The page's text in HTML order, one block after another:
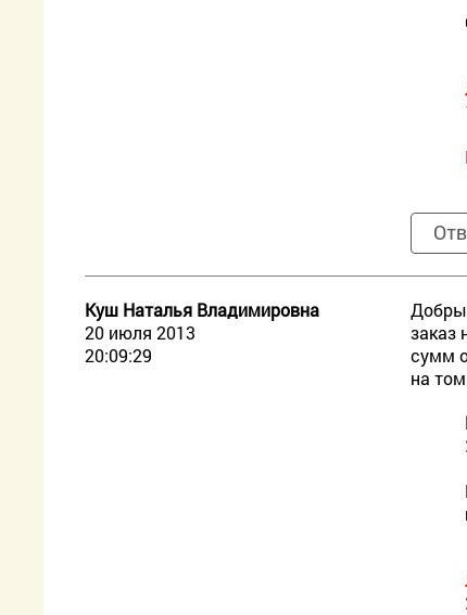
Куш Наталья Владимировна
20 июля 2013
20:09:29
заказ
сумм
на